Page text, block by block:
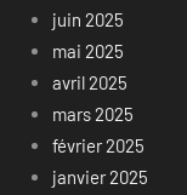
juin 2025
mai 2025
avril 2025
mars 2025
février 2025
janvier 2025